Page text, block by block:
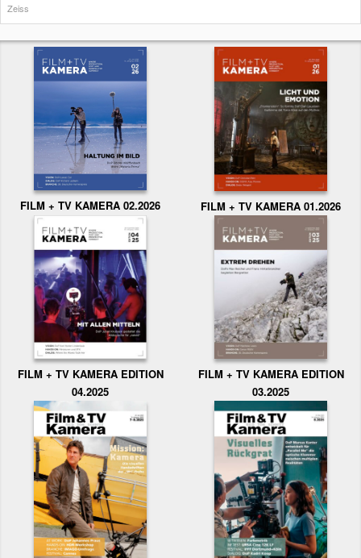
Zeiss
FILM + TV KAMERA 02.2026 FILM + TV KAMERA 01.2026
FILM + TV KAMERA EDITION
04.2025
FILM + TV KAMERA EDITION
03.2025